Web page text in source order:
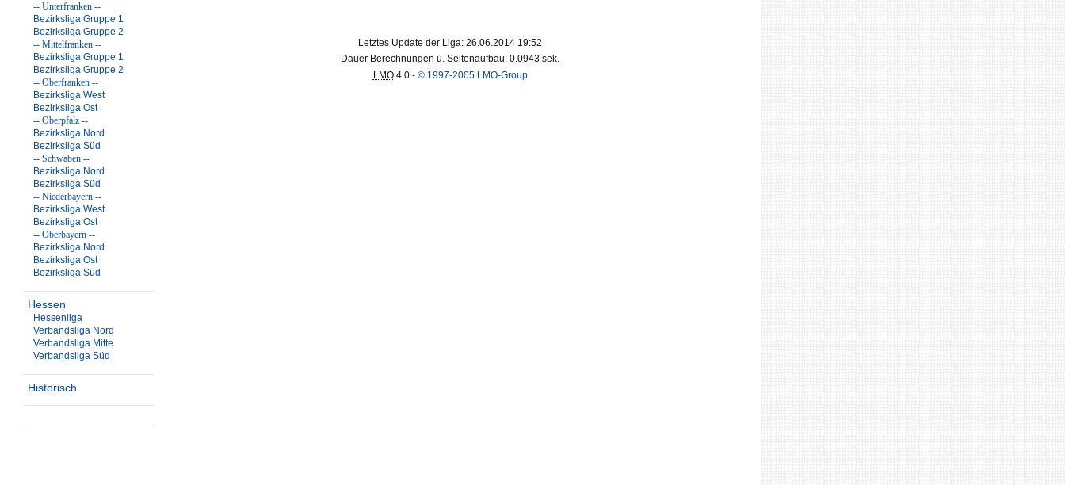
-- Unterfranken --
Bezirksliga Gruppe 1
Bezirksliga Gruppe 2
-- Mittelfranken --
Bezirksliga Gruppe 1
Bezirksliga Gruppe 2
-- Oberfranken --
Bezirksliga West
Bezirksliga Ost
-- Oberpfalz --
Bezirksliga Nord
Bezirksliga Süd
-- Schwaben --
Bezirksliga Nord
Bezirksliga Süd
-- Niederbayern --
Bezirksliga West
Bezirksliga Ost
-- Oberbayern --
Bezirksliga Nord
Bezirksliga Ost
Bezirksliga Süd
Hessen
Hessenliga
Verbandsliga Nord
Verbandsliga Mitte
Verbandsliga Süd
Historisch
Letztes Update der Liga: 26.06.2014 19:52
Dauer Berechnungen u. Seitenaufbau: 0.0943 sek.
LMO4.0 - © 1997-2005 LMO-Group